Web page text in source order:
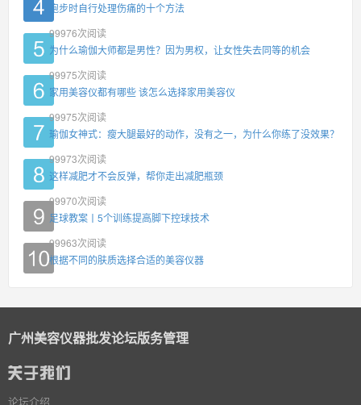
跑步时自行处理伤痛的十个方法
99976次阅读
为什么瑜伽大师都是男性？因为男权，让女性失去同等的机会
99975次阅读
家用美容仪都有哪些 该怎么选择家用美容仪
99975次阅读
瑜伽女神式：瘦大腿最好的动作，没有之一，为什么你练了没效果？
99973次阅读
这样减肥才不会反弹，帮你走出减肥瓶颈
99970次阅读
足球教案丨5个训练提高脚下控球技术
99963次阅读
根据不同的肤质选择合适的美容仪器
广州美容仪器批发论坛版务管理
论坛介绍